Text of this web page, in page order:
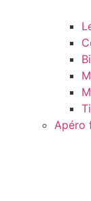
Apéro